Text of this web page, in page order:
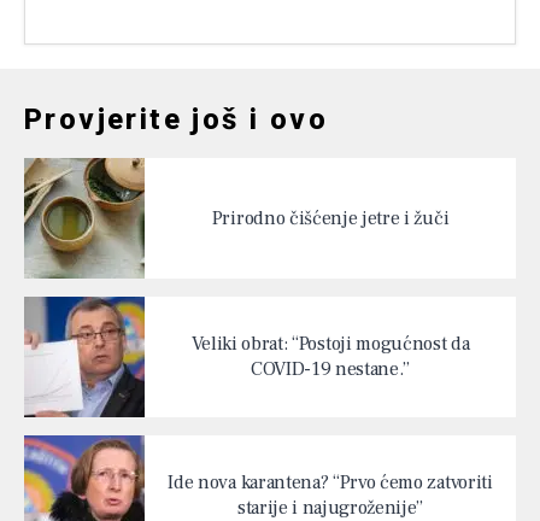
Provjerite još i ovo
Prirodno čišćenje jetre i žuči
Veliki obrat: “Postoji mogućnost da
COVID-19 nestane.”
Ide nova karantena? “Prvo ćemo zatvoriti
starije i najugroženije”